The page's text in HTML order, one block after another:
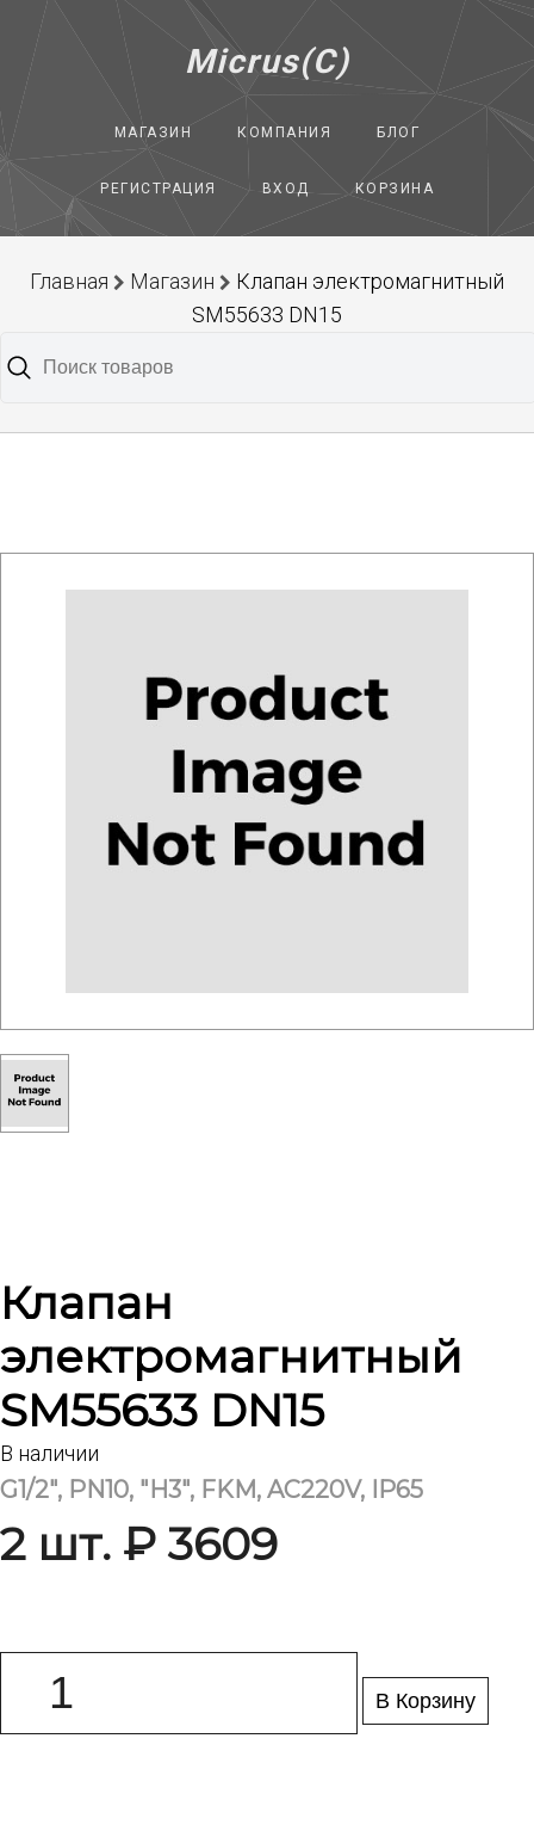
Micrus(C)
МАГАЗИН КОМПАНИЯ БЛОГ
РЕГИСТРАЦИЯ ВХОД КОРЗИНА
Главная Магазин
Клапан электромагнитный
SM55633 DN15
Клапан
электромагнитный
SM55633 DN15
В наличии
G1/2", PN10, "H3", FKM, AC220V, IP65
2 шт. ₽ 3609
В Корзину